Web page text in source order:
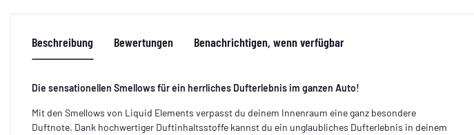
Beschreibung Bewertungen Benachrichtigen, wenn verfügbar
Die sensationellen Smellows für ein herrliches Dufterlebnis im ganzen Auto!
Mit den Smellows von Liquid Elements verpasst du deinem Innenraum eine ganz besondere
Duftnote. Dank hochwertiger Duftinhaltsstoffe kannst du ein unglaubliches Dufterlebnis in deinem